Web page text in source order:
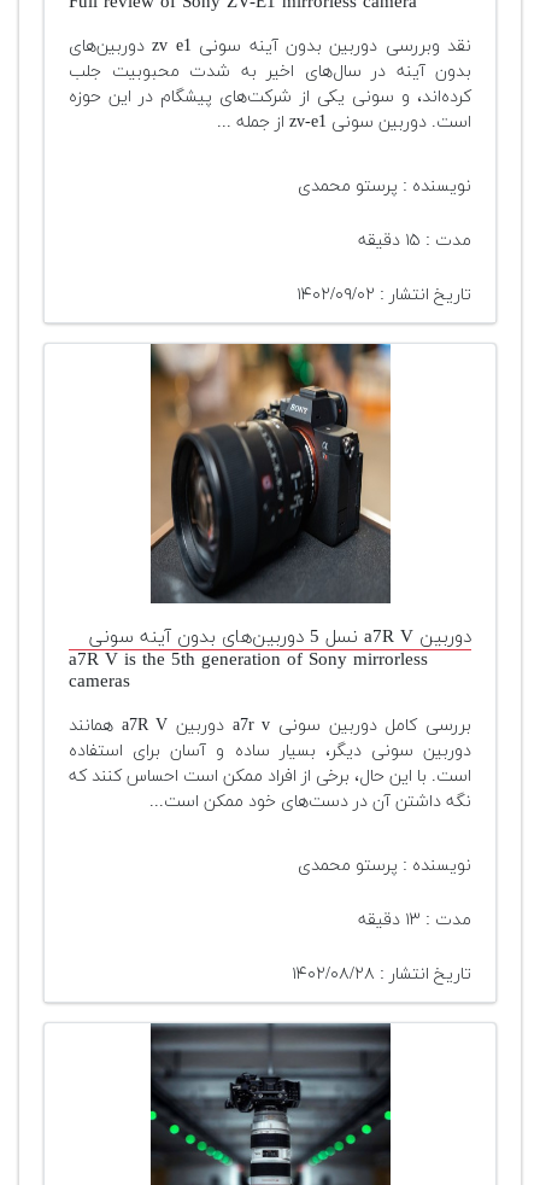
نقد وبررسی دوربین بدون آینه سونی zv e1 دوربین‌های
بدون آینه در سال‌های اخیر به شدت محبوبیت جلب
کرده‌اند، و سونی یکی از شرکت‌های پیشگام در این حوزه
است. دوربین سونی zv-e1 از جمله ...
نویسنده : پرستو محمدی
مدت : ۱۵ دقیقه
تاریخ انتشار : ۱۴۰۲/۰۹/۰۲
دوربین a7R V نسل 5 دوربین‌های بدون آینه سونی
a7R V is the 5th generation of Sony mirrorless
cameras
بررسی کامل دوربین سونی a7r v دوربین a7R V همانند
دوربین‌ سونی دیگر، بسیار ساده و آسان برای استفاده
است. با این حال، برخی از افراد ممکن است احساس کنند که
نگه داشتن آن در دست‌های خود ممکن است...
نویسنده : پرستو محمدی
مدت : ۱۳ دقیقه
تاریخ انتشار : ۱۴۰۲/۰۸/۲۸